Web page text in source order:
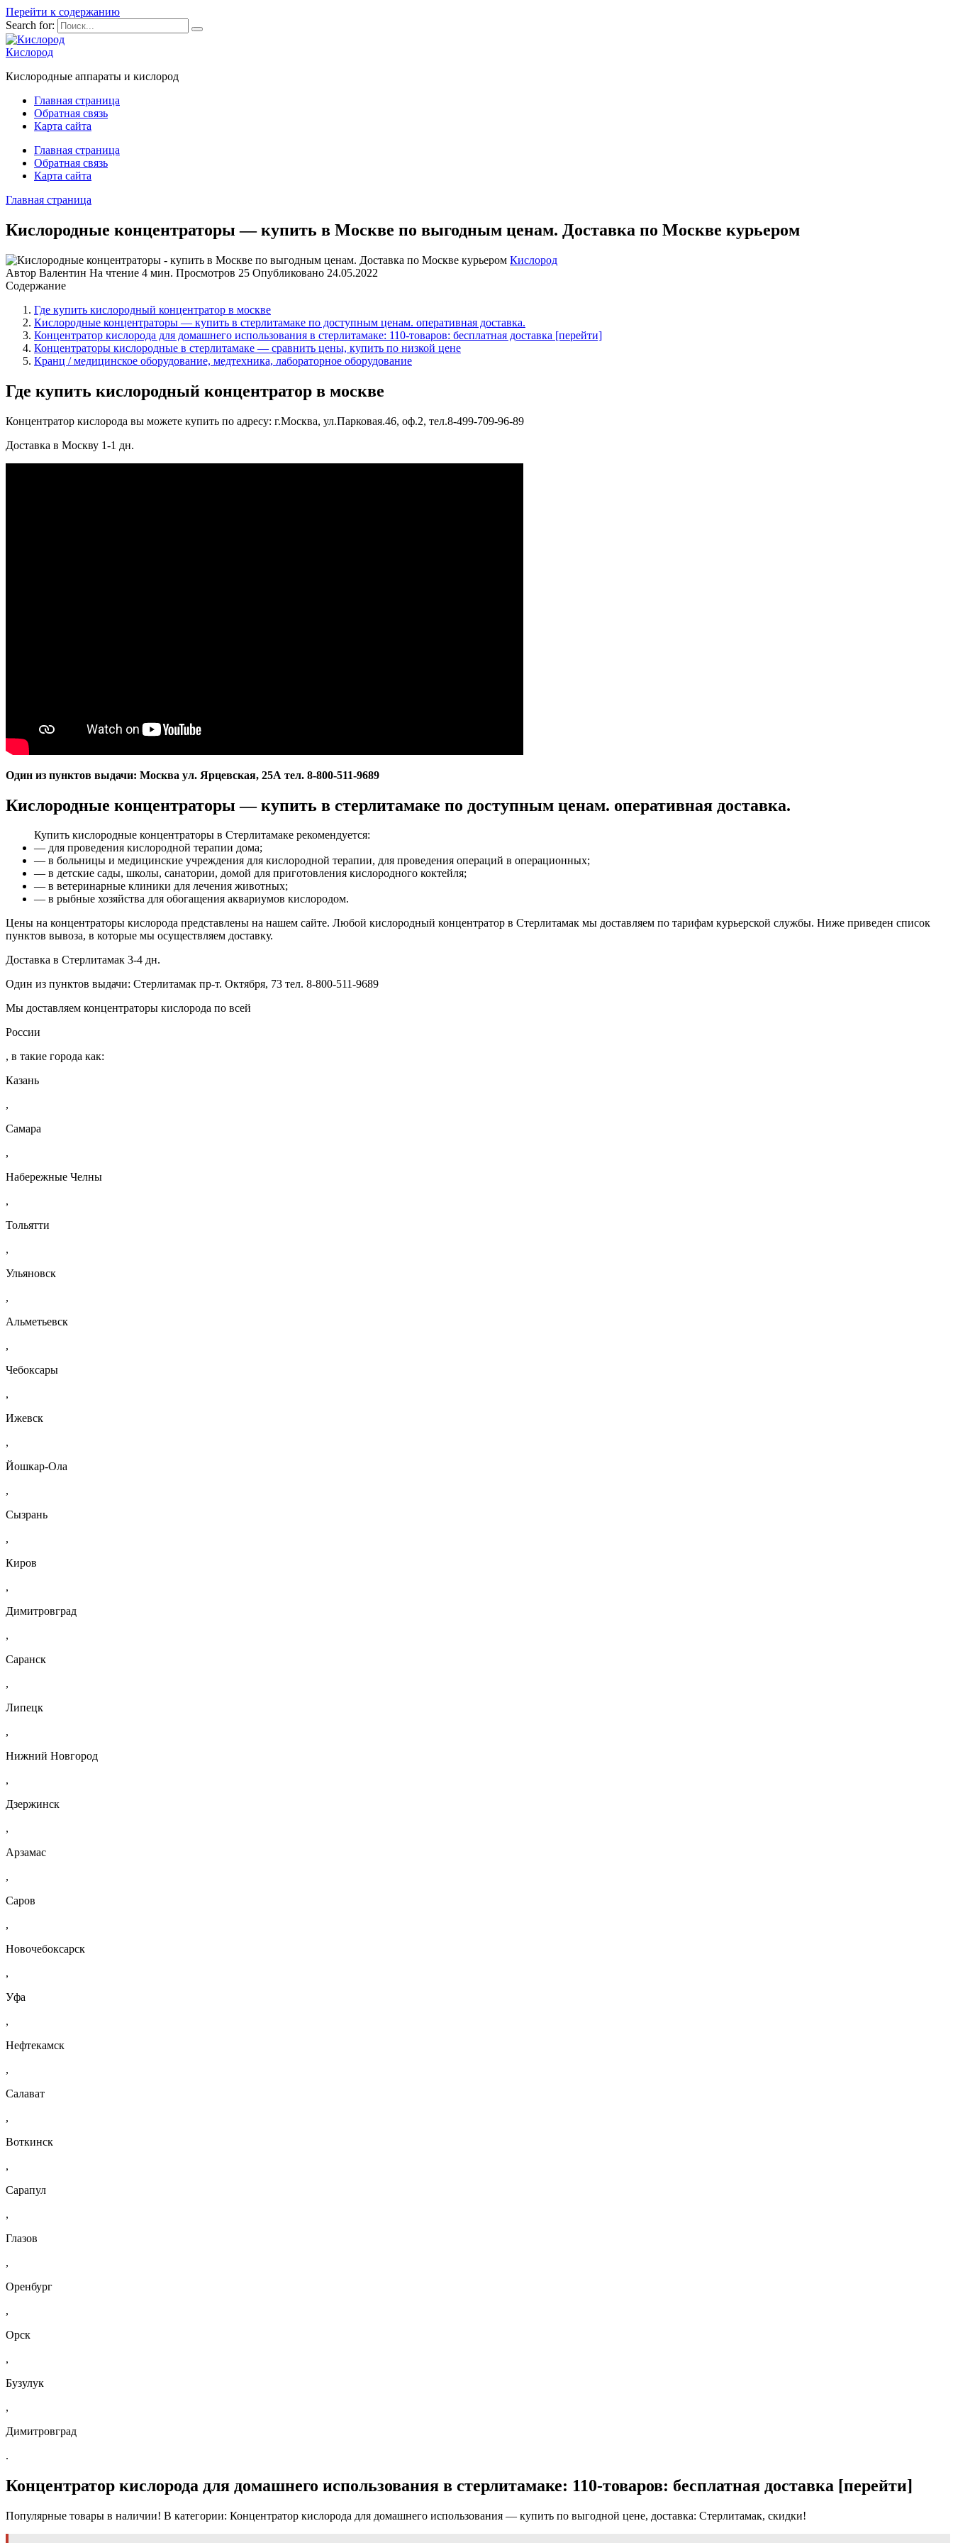
Перейти к содержанию
Search for:
Кислород
Кислородные аппараты и кислород
Главная страница
Обратная связь
Карта сайта
Главная страница
Обратная связь
Карта сайта
Главная страница
Кислородные концентраторы — купить в Москве по выгодным ценам. Доставка по Москве курьером
Кислород
Автор Валентин На чтение 4 мин. Просмотров 25 Опубликовано 24.05.2022
Содержание
Где купить кислородный концентратор в москве
Кислородные концентраторы — купить в стерлитамаке по доступным ценам. оперативная доставка.
Концентратор кислорода для домашнего использования в стерлитамаке: 110-товаров: бесплатная доставка [перейти]
Концентраторы кислородные в стерлитамаке — сравнить цены, купить по низкой цене
Кранц / медицинское оборудование, медтехника, лабораторное оборудование
Где купить кислородный концентратор в москве
Концентратор кислорода вы можете купить по адресу: г.Москва, ул.Парковая.46, оф.2, тел.8-499-709-96-89
Доставка в Москву 1-1 дн.
Один из пунктов выдачи: Москва ул. Ярцевская, 25А тел. 8-800-511-9689
Кислородные концентраторы — купить в стерлитамаке по доступным ценам. оперативная доставка.
Купить кислородные концентраторы в Стерлитамаке рекомендуется:
— для проведения кислородной терапии дома;
— в больницы и медицинские учреждения для кислородной терапии, для проведения операций в операционных;
— в детские сады, школы, санатории, домой для приготовления кислородного коктейля;
— в ветеринарные клиники для лечения животных;
— в рыбные хозяйства для обогащения аквариумов кислородом.
Цены на концентраторы кислорода представлены на нашем сайте. Любой кислородный концентратор в Стерлитамак мы доставляем по тарифам курьерской службы. Ниже приведен список
пунктов вывоза, в которые мы осуществляем доставку.
Доставка в Стерлитамак 3-4 дн.
Один из пунктов выдачи: Стерлитамак пр-т. Октября, 73 тел. 8-800-511-9689
Мы доставляем концентраторы кислорода по всей
России
, в такие города как:
Казань
,
Самара
,
Набережные Челны
,
Тольятти
,
Ульяновск
,
Альметьевск
,
Чебоксары
,
Ижевск
,
Йошкар-Ола
,
Сызрань
,
Киров
,
Димитровград
,
Саранск
,
Липецк
,
Нижний Новгород
,
Дзержинск
,
Арзамас
,
Саров
,
Новочебоксарск
,
Уфа
,
Нефтекамск
,
Салават
,
Воткинск
,
Сарапул
,
Глазов
,
Оренбург
,
Орск
,
Бузулук
,
Димитровград
.
Концентратор кислорода для домашнего использования в стерлитамаке: 110-товаров: бесплатная доставка [перейти]
Популярные товары в наличии! В категории: Концентратор кислорода для домашнего использования — купить по выгодной цене, доставка: Стерлитамак, скидки!